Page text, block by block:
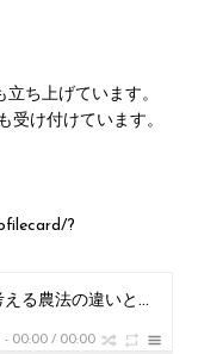
ち上げています。
け付けています。
?
第111回 ともくんの畑から考える農法の違いと利点
- 00:00 / 00:00